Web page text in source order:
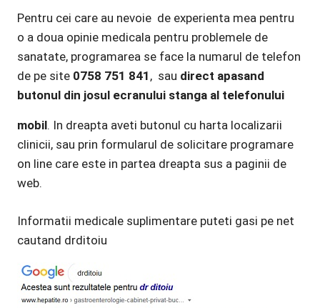
Pentru cei care au nevoie de experienta mea pentru
o a doua opinie medicala pentru problemele de
sanatate, programarea se face la numarul de telefon
de pe site 0758 751 841 , sau direct apasand
butonul din josul ecranului stanga al telefonului
mobil. In dreapta aveti butonul cu harta localizarii
clinicii, sau prin formularul de solicitare programare
on line care este in partea dreapta sus a paginii de
web.
Informatii medicale suplimentare puteti gasi pe net
cautand drditoiu